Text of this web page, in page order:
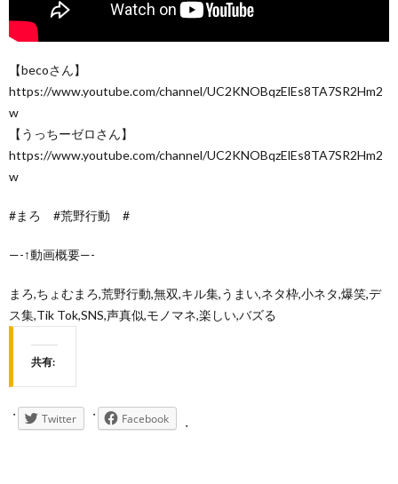
【becoさん】
https://www.youtube.com/channel/UC2KNOBqzElEs8TA7SR2Hm2
w
【うっちーゼロさん】
https://www.youtube.com/channel/UC2KNOBqzElEs8TA7SR2Hm2
w
#まろ #荒野行動 #
—-↑動画概要—-
まろ,ちょむまろ,荒野行動,無双,キル集,うまい,ネタ枠,小ネタ,爆笑,デ
ス集,Tik Tok,SNS,声真似,モノマネ,楽しい,バズる
共有:
Twitter Facebook